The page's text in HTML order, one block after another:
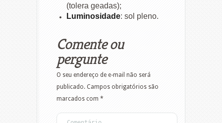
(tolera geadas);
Luminosidade: sol pleno.
Comente ou
pergunte
O seu endereço de e-mail não será
publicado. Campos obrigatórios são
marcados com *